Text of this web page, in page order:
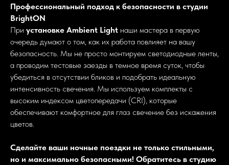
Профессиональный подход к безопасности в студии
BrightON
При установке Ambient Light наши мастера в первую
очередь думают о том, как их работа повлияет на вашу
безопасность. Мы не просто монтируем светодиодные ленты,
а проводим тестовые заезды в темное время суток, чтобы
убедиться в отсутствии бликов и подобрать идеальную
интенсивность свечения. Мы используем комплекты с
высоким индексом цветопередачи (CRI), которые
обеспечивают комфортное для глаз свечение без искажения
цветов.
Сделайте ваши ночные поездки не только стильными,
но и максимально безопасными! Обратитесь в студию